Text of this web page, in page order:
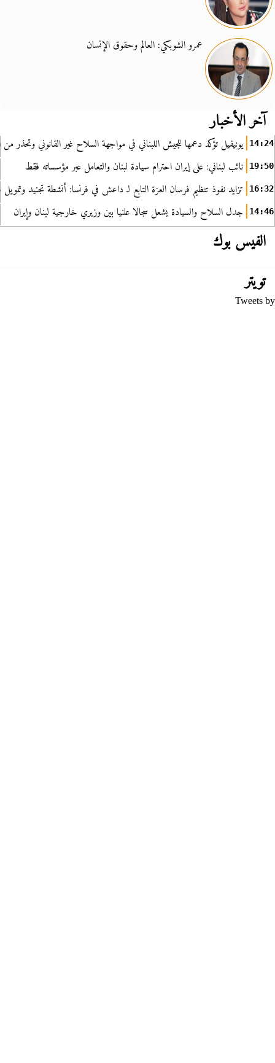
عمرو الشوبكي: العالم وحقوق الإنسان
آخر الأخبار
14:24 يونيفيل تؤكد دعمها للجيش اللبناني في مواجهة السلاح غير القانوني وتحذر من
19:50 نائب لبناني: على إيران احترام سيادة لبنان والتعامل عبر مؤسساته فقط
16:32 تزايد نفوذ تنظيم فرسان العزة التابع لـ داعش في فرنسا: أنشطة تجنيد
14:46 جدل السلاح والسيادة يشعل سجالا علنيا بين وزيري خارجية لبنان وإيران
الفيس بوك
تويتر
Tweets by